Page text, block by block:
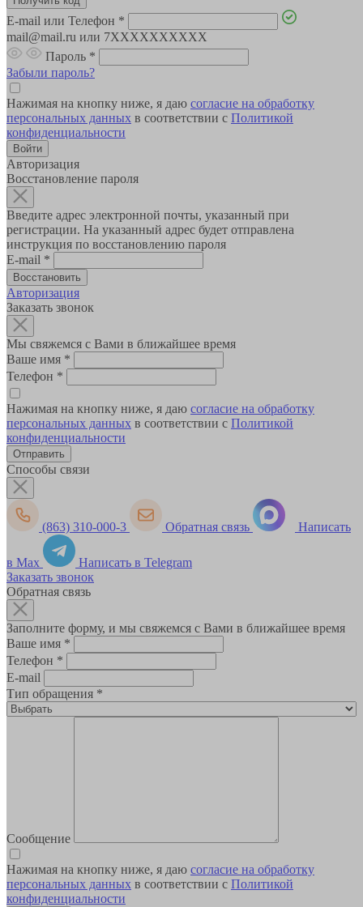
E-mail или Телефон *
mail@mail.ru или 7XXXXXXXXXX
Пароль *
Забыли пароль?
Нажимая на кнопку ниже, я даю согласие на обработку
персональных данных в соответствии с Политикой
конфиденциальности
Авторизация
Восстановление пароля
Введите адрес электронной почты, указанный при
регистрации. На указанный адрес будет отправлена
инструкция по восстановлению пароля
E-mail *
Авторизация
Заказать звонок
Мы свяжемся с Вами в ближайшее время
Ваше имя *
Телефон *
Нажимая на кнопку ниже, я даю согласие на обработку
персональных данных в соответствии с Политикой
конфиденциальности
Способы связи
(863) 310-000-3 Обратная связь Написать
в Max
Написать в Telegram
Заказать звонок
Обратная связь
Заполните форму, и мы свяжемся с Вами в ближайшее время
Ваше имя *
Телефон *
E-mail
Тип обращения *
Сообщение
Нажимая на кнопку ниже, я даю согласие на обработку
персональных данных в соответствии с Политикой
конфиденциальности